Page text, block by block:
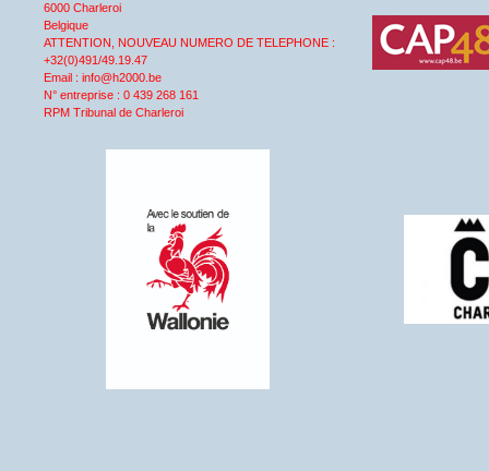
6000 Charleroi
Belgique
ATTENTION, NOUVEAU NUMERO DE TELEPHONE :
+32(0)491/49.19.47
Email : info@h2000.be
N° entreprise : 0 439 268 161
RPM Tribunal de Charleroi